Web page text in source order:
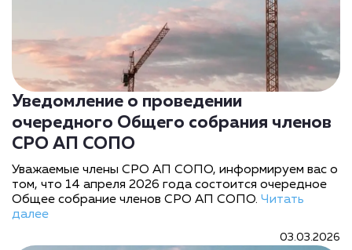
Уведомление о проведении
очередного Общего собрания членов
СРО АП СОПО
Уважаемые члены СРО АП СОПО, информируем вас о
том, что 14 апреля 2026 года состоится очередное
Общее собрание членов СРО АП СОПО. Читать
далее
03.03.2026